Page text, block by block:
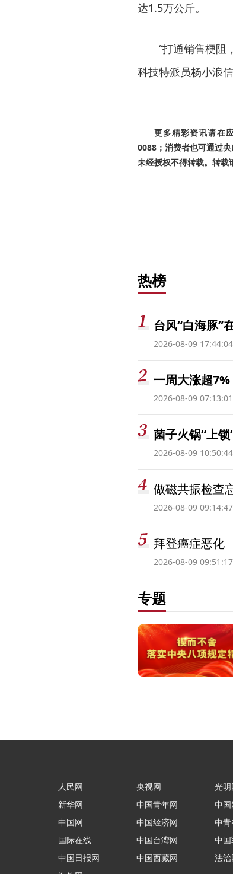
达1.5万公斤。
“打通销售梗阻
科技特派员杨小浪
更多精彩资讯请在
0088；消费者也可通过
未经授权不得转载。转
热榜
台风“白海豚”
2026-08-09 17:44:04
一周大涨超
2026-08-09 07:13:01
菌子火锅“上
2026-08-09 10:50:44
做磁共振检查
2026-08-09 09:14:47
拜登癌症恶化
2026-08-09 09:51:17
专题
人民网
新华网
中国网
国际在线
中国日报网
央视网
中国青年网
中国经济网
中国台湾网
中国西藏网
光明
中
中
中国
法治